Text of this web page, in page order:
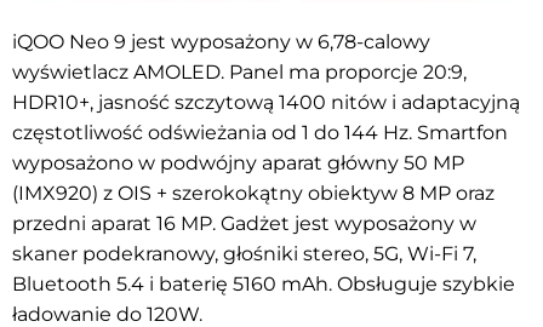
iQOO Neo 9 jest wyposażony w 6,78-calowy
wyświetlacz AMOLED. Panel ma proporcje 20:9,
HDR10+, jasność szczytową 1400 nitów i adaptacyjną
częstotliwość odświeżania od 1 do 144 Hz. Smartfon
wyposażono w podwójny aparat główny 50 MP
(IMX920) z OIS + szerokokątny obiektyw 8 MP oraz
przedni aparat 16 MP. Gadżet jest wyposażony w
skaner podekranowy, głośniki stereo, 5G, Wi-Fi 7,
Bluetooth 5.4 i baterię 5160 mAh. Obsługuje szybkie
ładowanie do 120W.